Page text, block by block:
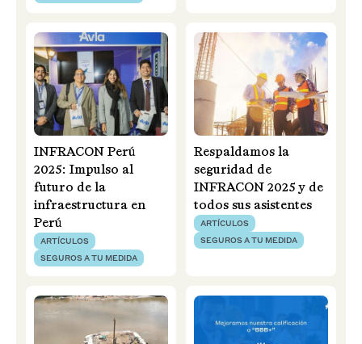
INFRACON Perú
2025: Impulso al
futuro de la
infraestructura en
Perú
ARTÍCULOS
SEGUROS A TU MEDIDA
Respaldamos la
seguridad de
INFRACON 2025 y de
todos sus asistentes
ARTÍCULOS
SEGUROS A TU MEDIDA